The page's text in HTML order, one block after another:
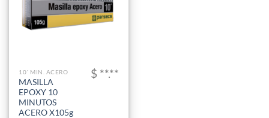
10´ MIN. ACERO
MASILLA
EPOXY 10
MINUTOS
ACERO X105g
$ **.**